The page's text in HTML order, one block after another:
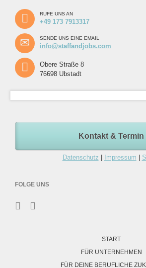
RUFE UNS AN
+49 173 7913317
SENDE UNS EINE EMAIL
info@staffandjobs.com
Obere Straße 8
76698 Ubstadt
Kontakt & Termin
Datenschutz Impressum
FOLGE UNS
START
FÜR UNTERNEHMEN
FÜR DEINE BERUFLICHE